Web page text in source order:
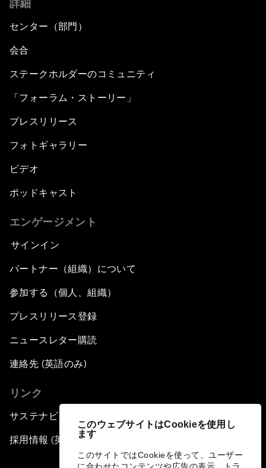
このウェブサイトはCookieを使用し
ます
このサイトではCookieを使って、ユーザー
詳細
センター（部門）
会合
ステークホルダーのコミュニティ
「フォーラム・ストーリー」
プレスリリース
フォトギャラリー
ビデオ
ポッドキャスト
エンゲージメント
サインイン
パートナー（組織）について
参加する（個人、組織）
プレスリリース登録
ニュースレター購読
連絡先 (英語のみ)
リンク
サステナビリティへの取り組み
採用情報 (英語のみ)